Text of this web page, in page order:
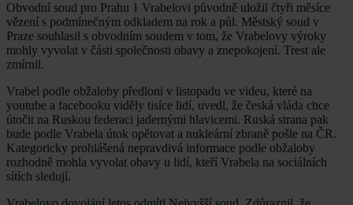
Obvodní soud pro Prahu 1 Vrabelovi původně uložil čtyři měsíce
vězení s podmínečným odkladem na rok a půl. Městský soud v
Praze souhlasil s obvodním soudem v tom, že Vrabelovy výroky
mohly vyvolat v části společnosti obavy a znepokojení. Trest ale
zmírnil.
Vrabel podle obžaloby předloni v listopadu ve videu, které na
youtube a facebooku viděly tisíce lidí, uvedl, že česká vláda chce
útočit na Ruskou federaci jadernými hlavicemi. Ruská strana pak
bude podle Vrabela útok opětovat a nukleární zbraně pošle na ČR.
Kategoricky prohlášená nepravdivá informace podle obžaloby
rozhodně mohla vyvolat obavy u lidí, kteří Vrabela na sociálních
sítích sledují.